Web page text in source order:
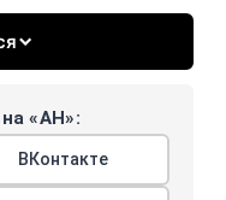
«АН»:
ВКонтакте